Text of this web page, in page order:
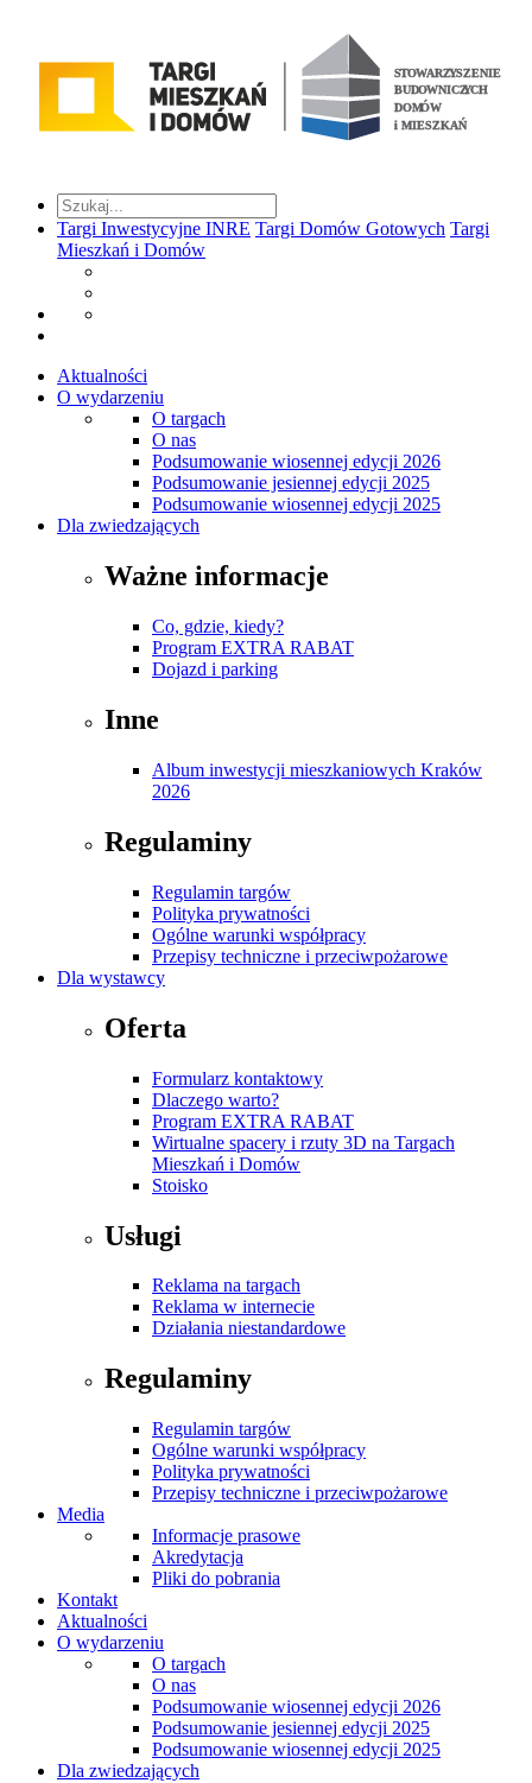
Targi Inwestycyjne INRE Targi Domów Gotowych Targi
Mieszkań i Domów
Aktualności
O wydarzeniu
O targach
O nas
Podsumowanie wiosennej edycji 2026
Podsumowanie jesiennej edycji 2025
Podsumowanie wiosennej edycji 2025
Dla zwiedzających
Ważne informacje
Co, gdzie, kiedy?
Program EXTRA RABAT
Dojazd i parking
Inne
Album inwestycji mieszkaniowych Kraków
2026
Regulaminy
Regulamin targów
Polityka prywatności
Ogólne warunki współpracy
Przepisy techniczne i przeciwpożarowe
Dla wystawcy
Oferta
Formularz kontaktowy
Dlaczego warto?
Program EXTRA RABAT
Wirtualne spacery i rzuty 3D na Targach
Mieszkań i Domów
Stoisko
Usługi
Reklama na targach
Reklama w internecie
Działania niestandardowe
Regulaminy
Regulamin targów
Ogólne warunki współpracy
Polityka prywatności
Przepisy techniczne i przeciwpożarowe
Media
Informacje prasowe
Akredytacja
Pliki do pobrania
Kontakt
Aktualności
O wydarzeniu
O targach
O nas
Podsumowanie wiosennej edycji 2026
Podsumowanie jesiennej edycji 2025
Podsumowanie wiosennej edycji 2025
Dla zwiedzających